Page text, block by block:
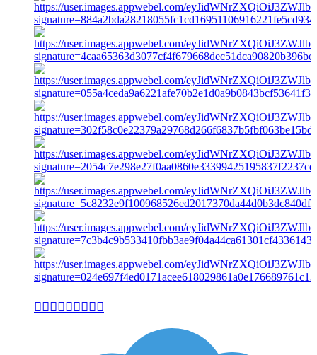
𝐒𝐀𝐍𝐓𝐈𝐀𝐆𝐎